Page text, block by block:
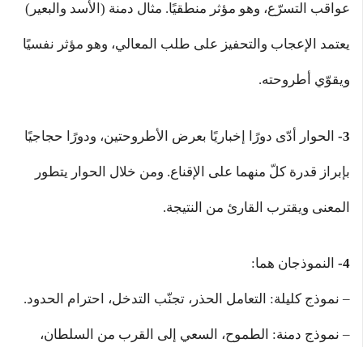
عواقب التسرّع، وهو مؤثر منطقيًا. مثال دمنة (الأسد والبعير)
يعتمد الإعجاب والتحفيز على طلب المعالي، وهو مؤثر نفسيًا
ويقوّي أطروحته.
3- الحوار أدّى دورًا إخباريًا بعرض الأطروحتين، ودورًا حجاجيًا
بإبراز قدرة كلّ منهما على الإقناع. ومن خلال الحوار يتطور
المعنى ويقترب القارئ من النتيجة.
4- النموذجان هما:
– نموذج كليلة: التعامل الحذر، تجنّب التدخل، احترام الحدود.
– نموذج دمنة: الطموح، السعي إلى القرب من السلطان،